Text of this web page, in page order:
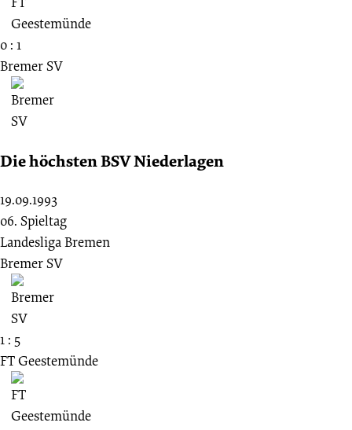
0 : 1
Bremer SV
Die höchsten BSV Niederlagen
19.09.1993
06. Spieltag
Landesliga Bremen
Bremer SV
1 : 5
FT Geestemünde